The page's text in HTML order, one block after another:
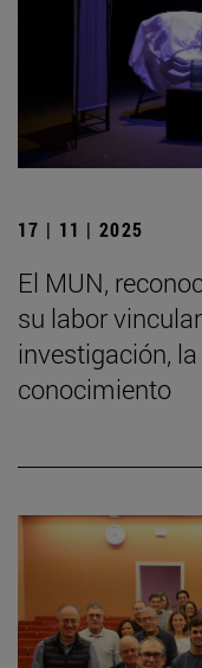
17 | 11 | 2025
El MUN,
su labor
investigación,
conocimiento